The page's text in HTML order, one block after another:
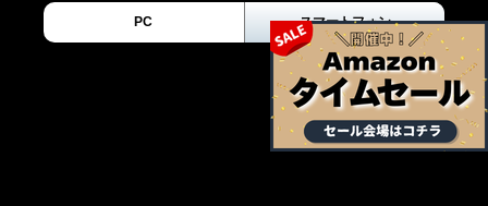
PC スマートフォン